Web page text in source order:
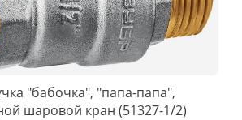
″бабочка″, ″папа-папа″,
шаровой кран (51327-1/2)